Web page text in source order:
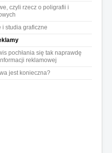
czyli rzecz o poligrafii i
i studia graficzne
pochłania się tak naprawdę
reklamowej
jest konieczna?